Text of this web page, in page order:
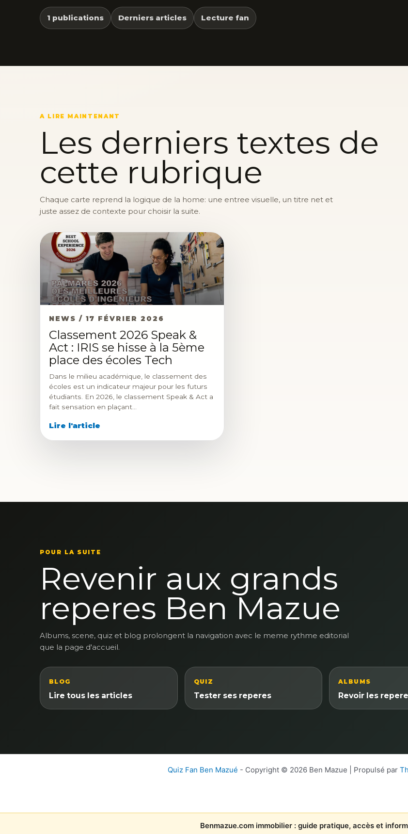
1 publications Derniers articles Lecture fan
A LIRE MAINTENANT
Les derniers textes de
cette rubrique
Chaque carte reprend la logique de la home: une entree visuelle, un titre net et
juste assez de contexte pour choisir la suite.
NEWS / 17 FÉVRIER 2026
Classement 2026 Speak &
Act : IRIS se hisse à la 5ème
place des écoles Tech
Dans le milieu académique, le classement des
écoles est un indicateur majeur pour les futurs
étudiants. En 2026, le classement Speak & Act a
fait sensation en plaçant…
Lire l'article
POUR LA SUITE
Revenir aux grands
reperes Ben Mazue
Albums, scene, quiz et blog prolongent la navigation avec le meme rythme editorial
que la page d'accueil.
BLOG
Lire tous les articles
QUIZ
Tester ses reperes
ALBUMS
Revoir les
Quiz Fan Ben Mazué - Copyright © 2026 Ben Mazue | Propulsé par
Benmazue.com immobilier : guide pratique, accès et